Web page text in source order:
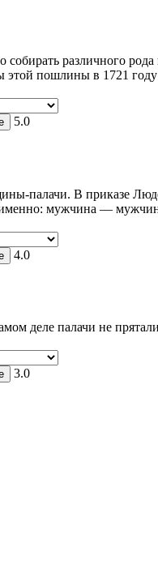
различного
пошлины в 1721 году
5.0
палачи. В приказе
именно: мужчина —
4.0
деле палачи не
3.0